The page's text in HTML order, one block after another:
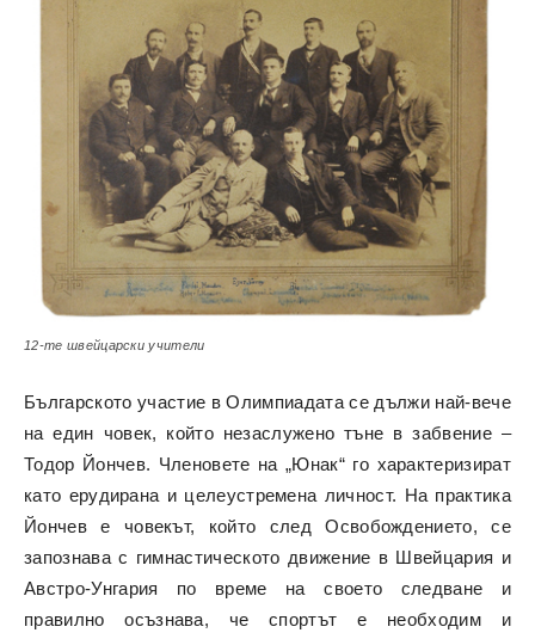
12-те швейцарски учители
Българското участие в Олимпиадата се дължи най-вече
на един човек, който незаслужено тъне в забвение –
Тодор Йончев. Членовете на „Юнак“ го характеризират
като ерудирана и целеустремена личност. На практика
Йончев е човекът, който след Освобождението, се
запознава с гимнастическото движение в Швейцария и
Австро-Унгария по време на своето следване и
правилно осъзнава, че спортът е необходим и